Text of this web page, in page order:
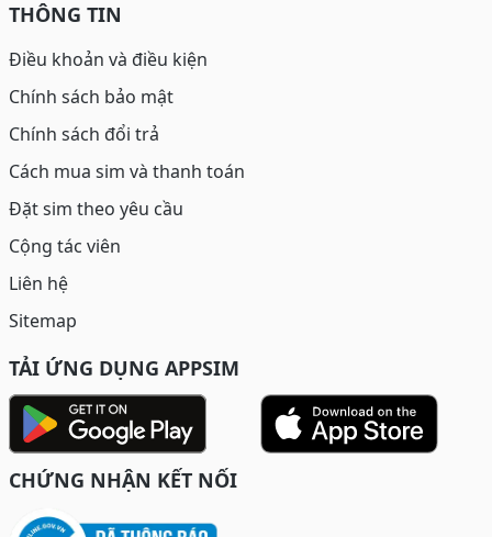
THÔNG TIN
Điều khoản và điều kiện
Chính sách bảo mật
Chính sách đổi trả
Cách mua sim và thanh toán
Đặt sim theo yêu cầu
Cộng tác viên
Liên hệ
Sitemap
TẢI ỨNG DỤNG APPSIM
CHỨNG NHẬN KẾT NỐI